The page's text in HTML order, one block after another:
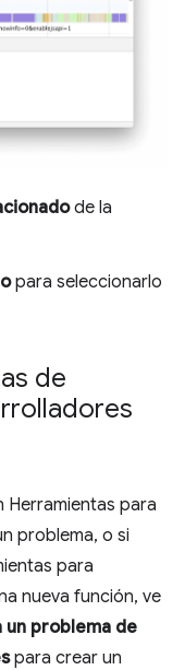
de la
para seleccionarlo
de
Herramientas para
problema, o si
para
nueva función, ve
un problema de
para crear un